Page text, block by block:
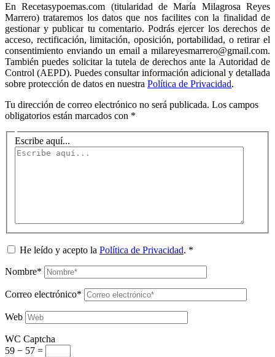
En Recetasypoemas.com (titularidad de María Milagrosa Reyes
Marrero) trataremos los datos que nos facilites con la finalidad de
gestionar y publicar tu comentario. Podrás ejercer los derechos de
acceso, rectificación, limitación, oposición, portabilidad, o retirar el
consentimiento enviando un email a milareyesmarrero@gmail.com.
También puedes solicitar la tutela de derechos ante la Autoridad de
Control (AEPD). Puedes consultar información adicional y detallada
sobre protección de datos en nuestra Política de Privacidad.
Tu dirección de correo electrónico no será publicada. Los campos
obligatorios están marcados con *
Escribe aquí...
He leído y acepto la Política de Privacidad. *
Nombre*
Correo electrónico*
Web
WC Captcha
59 − 57 =